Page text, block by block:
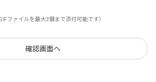
ファイルを最大3個まで添付可能です）